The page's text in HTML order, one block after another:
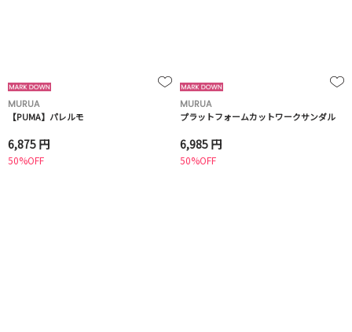
MURUA
【PUMA】パレルモ
6,875 円
50%OFF
MURUA
プラットフォームカットワークサンダル
6,985 円
50%OFF